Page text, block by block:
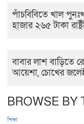
পাঁচবিবিতে খাল
হাজার ২৬৫ টাকা
বাবার লাশ বাড়িতে
আয়েশা, চোখের
BROWSE BY
শিক্ষা